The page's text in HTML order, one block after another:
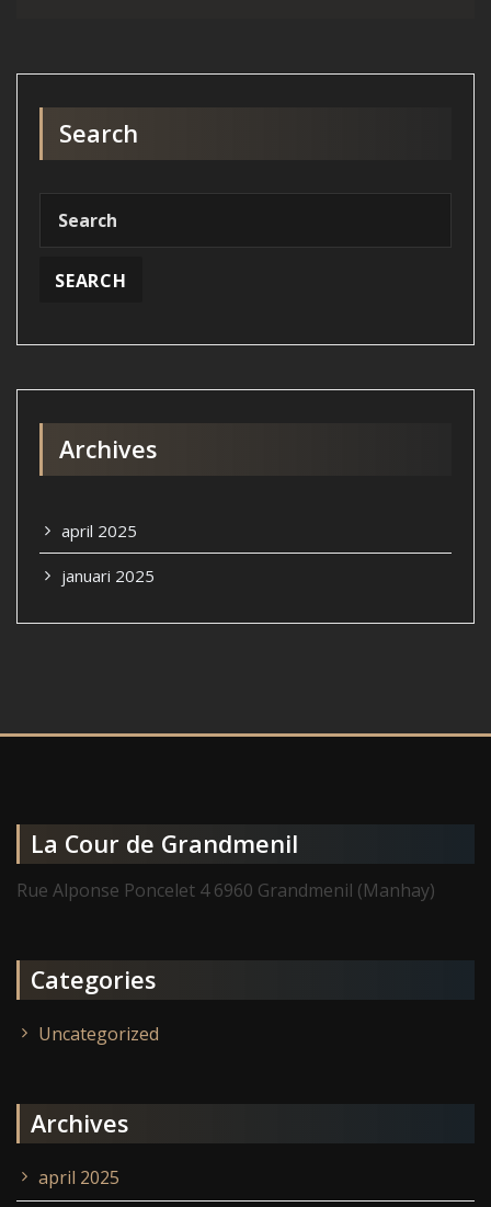
Search
Archives
april 2025
januari 2025
La Cour de Grandmenil
Rue Alponse Poncelet 4 6960 Grandmenil (Manhay)
Categories
Uncategorized
Archives
april 2025